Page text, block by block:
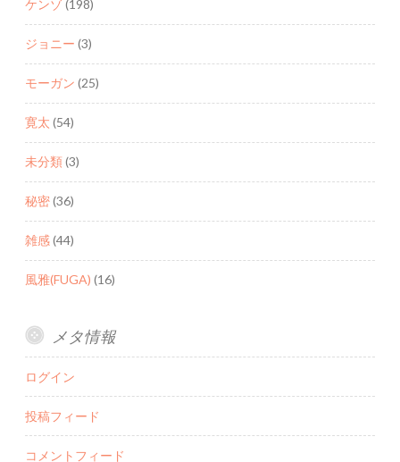
ケンゾ(198)
ジョニー (3)
モーガン (25)
寛太 (54)
未分類(3)
秘密(36)
雑感(44)
風雅(FUGA) (16)
メタ情報
ログイン
投稿フィード
コメントフィード